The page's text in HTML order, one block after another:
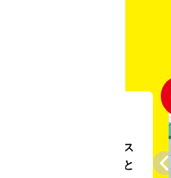
。ガソリンス
インフラを活用すること